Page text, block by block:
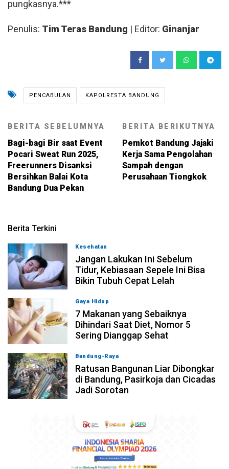
pungkasnya.***
Penulis: Tim Teras Bandung | Editor: Ginanjar
PENCABULAN KAPOLRESTA BANDUNG
BERITA SEBELUMNYA
Bagi-bagi Bir saat Event
Pocari Sweat Run 2025,
Freerunners Disanksi
Bersihkan Balai Kota
Bandung Dua Pekan
BERITA BERIKUTNYA
Pemkot Bandung Jajaki
Kerja Sama Pengolahan
Sampah dengan
Perusahaan Tiongkok
Berita Terkini
Kesehatan
Jangan Lakukan Ini Sebelum
Tidur, Kebiasaan Sepele Ini Bisa
Bikin Tubuh Cepat Lelah
Gaya Hidup
7 Makanan yang Sebaiknya
Dihindari Saat Diet, Nomor 5
Sering Dianggap Sehat
Bandung-Raya
Ratusan Bangunan Liar Dibongkar
di Bandung, Pasirkoja dan Cicadas
Jadi Sorotan